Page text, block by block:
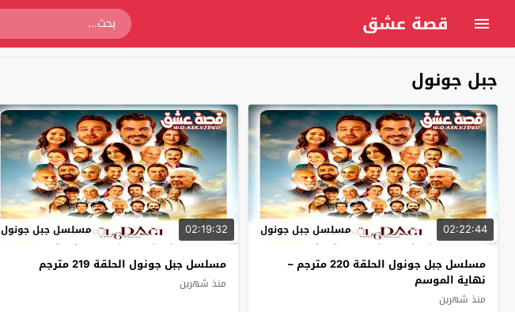
قصة عشق
جبل جونول
02:22:44 مسلسل جبل جونول
مسلسل جبل جونول الحلقة 220 مترجم –
نهاية الموسم
منذ شهرين
02:19:32 مسلسل جبل جونول
مسلسل جبل جونول الحلقة 219 مترجم
منذ شهرين